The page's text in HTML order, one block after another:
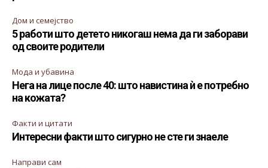
Дом и семејство
5 работи што детето никогаш нема да ги заборави
од своите родители
Мода и убавина
Нега на лице после 40: што навистина ѝ е потребно
на кожата?
Факти и цитати
Интересни факти што сигурно не сте ги знаеле
Направи сам